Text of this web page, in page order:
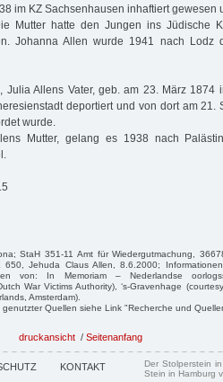
im KZ Sachsenhausen inhaftiert gewesen
Mutter hatte den Jungen ins Jüdische
Johanna Allen wurde 1941 nach Lodz
Julia Allens Vater, geb. am 23. März 1874
deportiert und von dort am 21.
wurde.
Mutter, gelang es 1938 nach
StaH 351-11 Amt für Wiedergutmachung,
650, Jehuda Claus Allen, 8.6.2000;
von: In Memoriam – Nederlandse
War Victims Authority), ‘s-Gravenhage
Amsterdam).
genutzter Quellen siehe Link "Recherche und
druckansicht / Seitenanfang
KONTAKT
Der Stolperstein
Stein in Hamburg